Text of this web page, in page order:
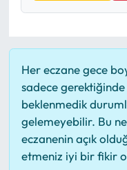
Her eczane gece
sadece
beklenmedik
gelemeyebilir. Bu
eczanenin açık
etmeniz iyi bir fikir
Köşe Yazıları
Karikatür Galeri
BIK
ASTROLOJİ
Spor Yazıları